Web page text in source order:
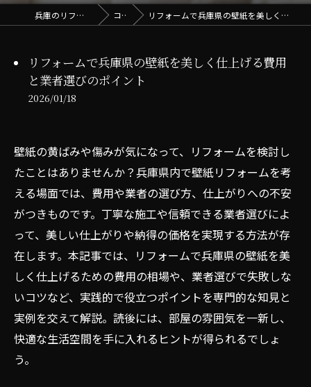
兵庫のリフォームはY'S工業 コラム リフォームで兵庫県の壁紙を美しく仕上げる費用と業者選びのポイント
リフォームで兵庫県の壁紙を美しく仕上げる費用
と業者選びのポイント
2026/01/18
壁紙の黄ばみや傷みが気になって、リフォームを検討し
たことはありませんか？兵庫県内で壁紙リフォームを考
える場面では、費用や業者の選び方、仕上がりへの不安
がつきものです。丁寧な施工や信頼できる業者選びによ
って、美しい仕上がりや納得の価格を実現する方法が存
在します。本記事では、リフォームで兵庫県の壁紙を美
しく仕上げるための費用の相場や、業者選びで失敗しな
いコツなど、実践的で役立つポイントを専門的な知見と
実例を交えて解説。読後には、部屋の雰囲気を一新し、
快適な生活空間を手に入れるヒントが得られるでしょ
う。